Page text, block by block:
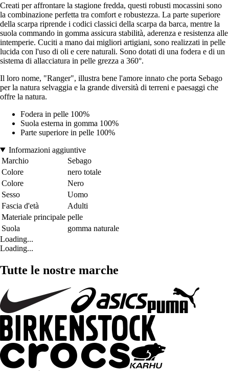
Creati per affrontare la stagione fredda, questi robusti mocassini sono
la combinazione perfetta tra comfort e robustezza. La parte superiore
della scarpa riprende i codici classici della scarpa da barca, mentre la
suola commando in gomma assicura stabilità, aderenza e resistenza alle
intemperie. Cuciti a mano dai migliori artigiani, sono realizzati in pelle
lucida con l'uso di oli e cere naturali. Sono dotati di una fodera e di un
sistema di allacciatura in pelle grezza a 360°.
Il loro nome, "Ranger", illustra bene l'amore innato che porta Sebago
per la natura selvaggia e la grande diversità di terreni e paesaggi che
offre la natura.
Fodera in pelle 100%
Suola esterna in gomma 100%
Parte superiore in pelle 100%
Informazioni aggiuntive
Marchio
Sebago
Colore
nero totale
Colore
Nero
Sesso
Uomo
Fascia d'età
Adulti
Materiale principale pelle
Suola
gomma naturale
Loading...
Loading...
Tutte le nostre marche